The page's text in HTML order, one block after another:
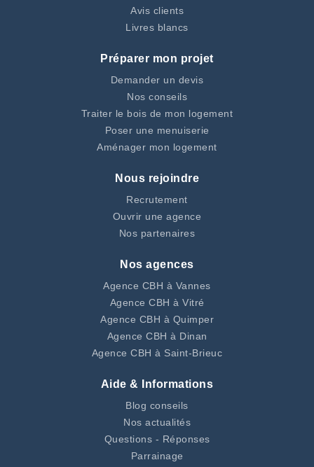
Avis clients
Livres blancs
Préparer mon projet
Demander un devis
Nos conseils
Traiter le bois de mon logement
Poser une menuiserie
Aménager mon logement
Nous rejoindre
Recrutement
Ouvrir une agence
Nos partenaires
Nos agences
Agence CBH à Vannes
Agence CBH à Vitré
Agence CBH à Quimper
Agence CBH à Dinan
Agence CBH à Saint-Brieuc
Aide & Informations
Blog conseils
Nos actualités
Questions - Réponses
Parrainage